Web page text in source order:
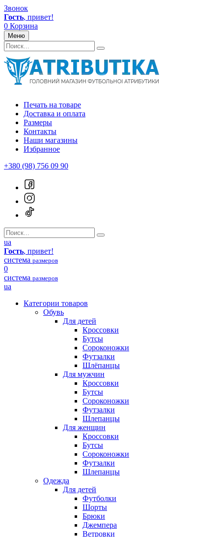
Звонок
Гость, привет!
0 Корзина
Меню
Печать на товаре
Доставка и оплата
Размеры
Контакты
Наши магазины
Избранное
+380 (98) 756 09 90
ua
Гость, привет!
система размеров
0
система размеров
ua
Категории товаров
Обувь
Для детей
Кроссовки
Бутсы
Сороконожки
Футзалки
Шлёпанцы
Для мужчин
Кроссовки
Бутсы
Сороконожки
Футзалки
Шлепанцы
Для женщин
Кроссовки
Бутсы
Сороконожки
Футзалки
Шлепанцы
Одежда
Для детей
Футболки
Шорты
Брюки
Джемпера
Ветровки